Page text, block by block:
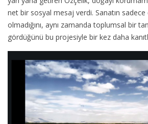
net bir sosyal mesaj verdi. Sanatın sadece
olmadığını, aynı zamanda toplumsal bir
gördüğünü bu projesiyle bir kez daha